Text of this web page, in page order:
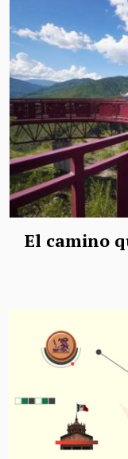
El camino